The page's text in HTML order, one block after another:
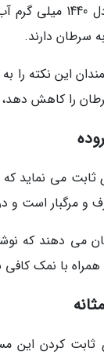
بیشتر چیزی
سرطان دارند.
را کاهش دهد،
ثابت می نماید
و مرگبار است و
با نمک کافی
ثابت کردن این